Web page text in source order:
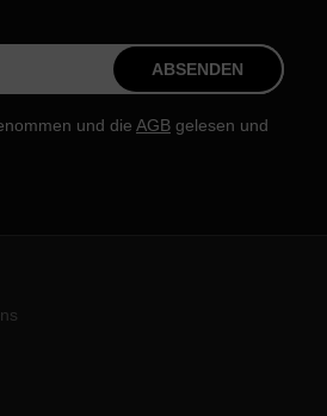
ABSENDEN
und die AGB gelesen und